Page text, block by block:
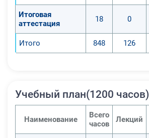
Итоговая
аттестация
18 0
Итого 848 126
Учебный план(1200 часов)
Наименование
Всего
часов
Лекций